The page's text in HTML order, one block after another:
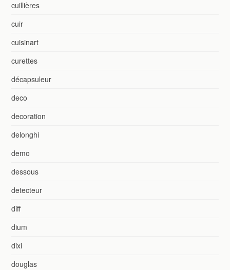
cuillières
cuir
cuisinart
curettes
décapsuleur
deco
decoration
delonghi
demo
dessous
detecteur
diff
dium
dixi
douglas